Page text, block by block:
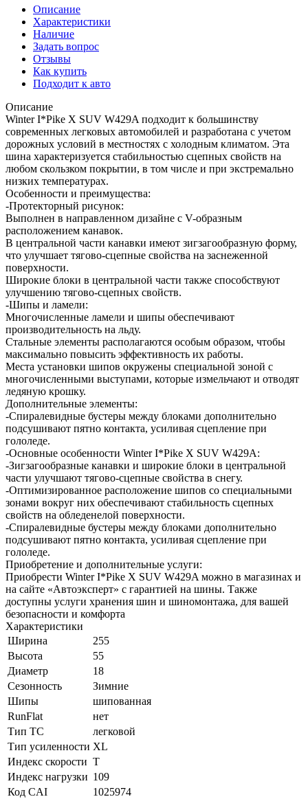
Описание
Характеристики
Наличие
Задать вопрос
Отзывы
Как купить
Подходит к авто
Описание
Winter I*Pike X SUV W429A подходит к большинству
современных легковых автомобилей и разработана с учетом
дорожных условий в местностях с холодным климатом. Эта
шина характеризуется стабильностью сцепных свойств на
любом скользком покрытии, в том числе и при экстремально
низких температурах.
Особенности и преимущества:
-Протекторный рисунок:
Выполнен в направленном дизайне с V-образным
расположением канавок.
В центральной части канавки имеют зигзагообразную форму,
что улучшает тягово-сцепные свойства на заснеженной
поверхности.
Широкие блоки в центральной части также способствуют
улучшению тягово-сцепных свойств.
-Шипы и ламели:
Многочисленные ламели и шипы обеспечивают
производительность на льду.
Стальные элементы располагаются особым образом, чтобы
максимально повысить эффективность их работы.
Места установки шипов окружены специальной зоной с
многочисленными выступами, которые измельчают и отводят
ледяную крошку.
Дополнительные элементы:
-Спиралевидные бустеры между блоками дополнительно
подсушивают пятно контакта, усиливая сцепление при
гололеде.
-Основные особенности Winter I*Pike X SUV W429A:
-Зигзагообразные канавки и широкие блоки в центральной
части улучшают тягово-сцепные свойства в снегу.
-Оптимизированное расположение шипов со специальными
зонами вокруг них обеспечивают стабильность сцепных
свойств на обледенелой поверхности.
-Спиралевидные бустеры между блоками дополнительно
подсушивают пятно контакта, усиливая сцепление при
гололеде.
Приобретение и дополнительные услуги:
Приобрести Winter I*Pike X SUV W429A можно в магазинах и
на сайте «Автоэксперт» с гарантией на шины. Также
доступны услуги хранения шин и шиномонтажа, для вашей
безопасности и комфорта
Характеристики
Ширина
255
Высота
55
Диаметр
18
Сезонность
Зимние
Шипы
шипованная
RunFlat
нет
Тип ТС
легковой
Тип усиленности XL
Индекс скорости T
Индекс нагрузки 109
Код CAI
1025974